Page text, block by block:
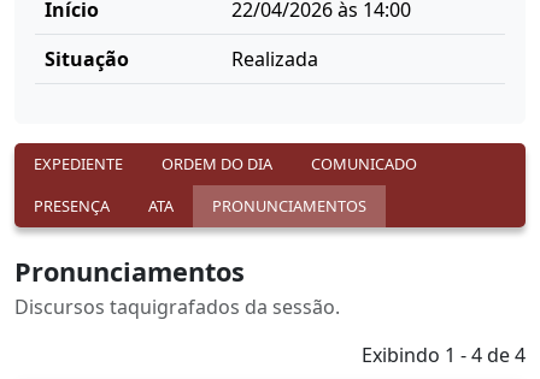
Início
22/04/2026 às 14:00
Situação
Realizada
EXPEDIENTE ORDEM DO DIA
COMUNICADO
PRESENÇA
ATA PRONUNCIAMENTOS
Pronunciamentos
Discursos taquigrafados da sessão.
Exibindo 1 - 4 de 4